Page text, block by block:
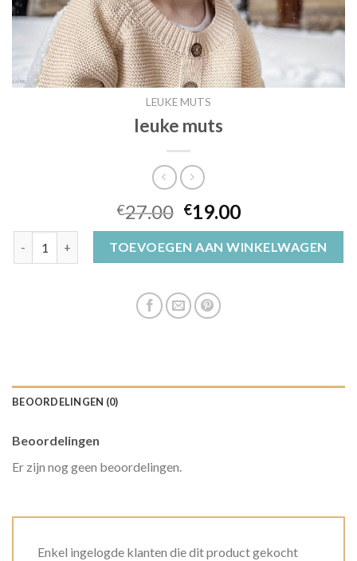
LEUKE MUTS
leuke muts
€27.00 €19.00
leuke muts aantalTOEVOEGEN AAN WINKELWAGEN
BEOORDELINGEN (0)
Beoordelingen
Er zijn nog geen beoordelingen.
Enkel ingelogde klanten die dit product gekocht